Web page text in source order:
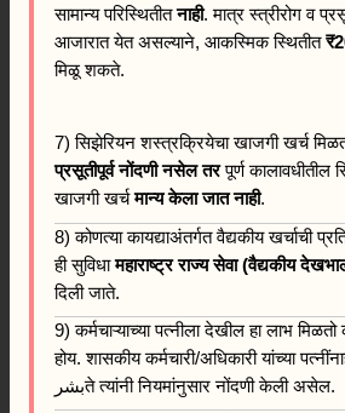
सामान्य परिस्थितीतनाही. मात्र स्त्रीरोग व
आजारात येत असल्याने, आकस्मिक स्थितीत
मिळू शकते.
7) सिझेरियन शस्त्रक्रियेचा खाजगी खर्च
प्रसूतीपूर्व नोंदणी नसेल तरपूर्ण कालावधीतील
खाजगी खर्चमान्य केला जात नाही.
8) कोणत्या कायद्याअंतर्गत वैद्यकीय खर्चाची
ही सुविधामहाराष्ट्र राज्य सेवा (वैद्यकीय
दिली जाते.
9) कर्मचाऱ्याच्या पत्नीला देखील हा लाभ मिळतो
होय. शासकीय कर्मचारी/अधिकारी यांच्या
بشرते त्यांनी नियमांनुसार नोंदणी केली असेल.